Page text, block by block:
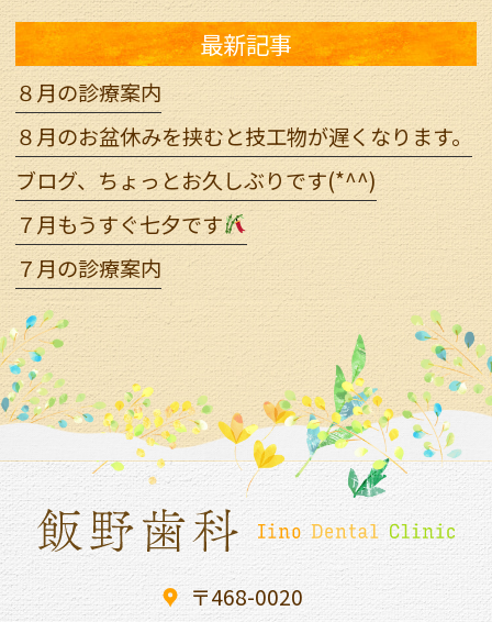
最新記事
８月の診療案内
８月のお盆休みを挟むと技工物が遅くなります。
ブログ、ちょっとお久しぶりです(*^^)
７月もうすぐ七夕です
７月の診療案内
〒468-0020